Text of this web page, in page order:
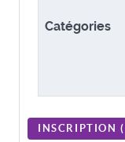
Catégories
INSCRIPTION (